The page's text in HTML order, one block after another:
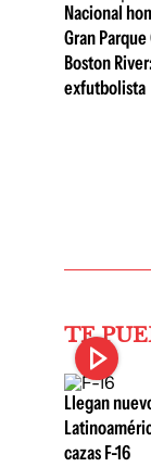
Nacional
Gran
Boston
exfutbolista
TE
Llegan
cazas F-16